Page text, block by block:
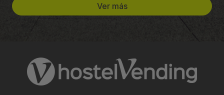
Ver más